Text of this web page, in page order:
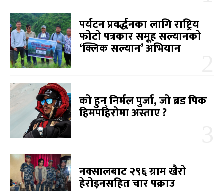
पर्यटन प्रवर्द्धनका लागि राष्ट्रिय
फोटो पत्रकार समूह सल्यानको
‘क्लिक सल्यान’ अभियान
को हुन् निर्मल पुर्जा, जो ब्रड पिक
हिमपहिरोमा अस्ताए ?
नक्सालबाट २९६ ग्राम खैरो
हेरोइनसहित चार पक्राउ